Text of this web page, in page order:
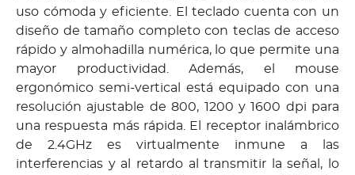
uso cómoda y eficiente. El teclado cuenta con un
diseño de tamaño completo con teclas de acceso
rápido y almohadilla numérica, lo que permite una
mayor productividad. Además, el mouse
ergonómico semi-vertical está equipado con una
resolución ajustable de 800, 1200 y 1600 dpi para
una respuesta más rápida. El receptor inalámbrico
de 2.4GHz es virtualmente inmune a las
interferencias y al retardo al transmitir la señal, lo